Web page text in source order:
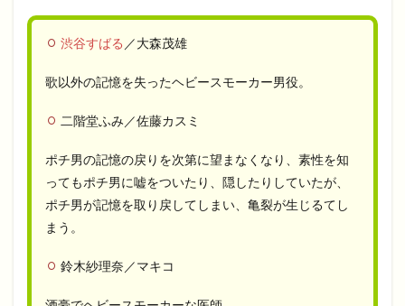
渋谷すばる ／大森茂雄
歌以外の記憶を失ったヘビースモーカー男役。
二階堂ふみ／佐藤カスミ
ポチ男の記憶の戻りを次第に望まなくなり、素性を知
ってもポチ男に嘘をついたり、隠したりしていたが、
ポチ男が記憶を取り戻してしまい、亀裂が生じるてし
まう。
鈴木紗理奈／マキコ